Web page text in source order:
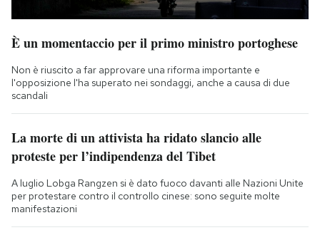
È un momentaccio per il primo ministro portoghese
Non è riuscito a far approvare una riforma importante e
l'opposizione l'ha superato nei sondaggi, anche a causa di due
scandali
La morte di un attivista ha ridato slancio alle
proteste per l’indipendenza del Tibet
A luglio Lobga Rangzen si è dato fuoco davanti alle Nazioni Unite
per protestare contro il controllo cinese: sono seguite molte
manifestazioni